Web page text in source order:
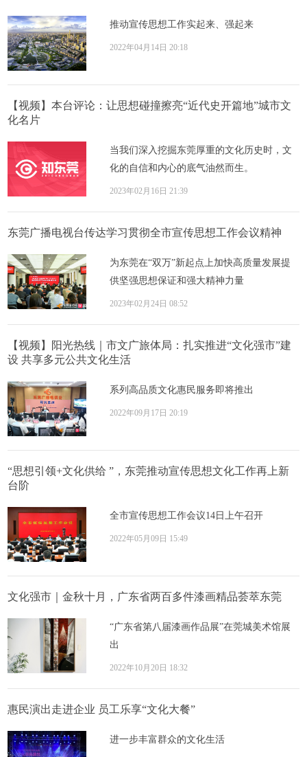
推动宣传思想工作实起来、强起来
2022年04月14日 20:18
【视频】本台评论：让思想碰撞擦亮“近代史开篇地”城市文
化名片
当我们深入挖掘东莞厚重的文化历史时，文
化的自信和内心的底气油然而生。
2023年02月16日 21:39
东莞广播电视台传达学习贯彻全市宣传思想工作会议精神
为东莞在“双万”新起点上加快高质量发展提
供坚强思想保证和强大精神力量
2023年02月24日 08:52
【视频】阳光热线｜市文广旅体局：扎实推进“文化强市”建
设 共享多元公共文化生活
系列高品质文化惠民服务即将推出
2022年09月17日 20:19
“思想引领+文化供给 ”，东莞推动宣传思想文化工作再上新
台阶
全市宣传思想工作会议14日上午召开
2022年05月09日 15:49
文化强市｜金秋十月，广东省两百多件漆画精品荟萃东莞
“广东省第八届漆画作品展”在莞城美术馆展
出
2022年10月20日 18:32
惠民演出走进企业 员工乐享“文化大餐”
进一步丰富群众的文化生活